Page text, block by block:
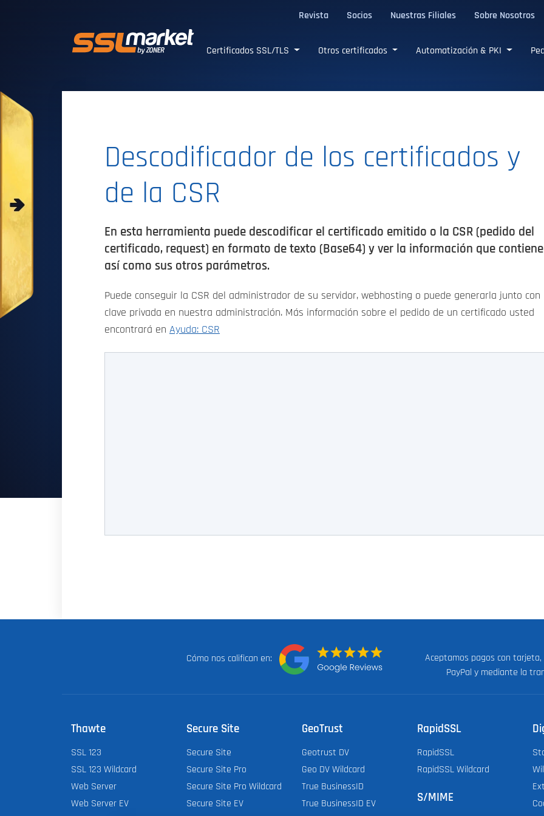
Revista Socios Nuestras Filiales Sobre Nosotros
Certificados SSL/TLS confiables
Certificados SSL/TLS Otros certificados Automatización & PKI
Descodificador de los certificados y
de la CSR
En esta herramienta puede descodificar el certificado emitido o la CSR (pedido del
certificado, request) en formato de texto (Base64) y ver la información que
así como sus otros parámetros.
Puede conseguir la CSR del administrador de su servidor, webhosting o puede generarla junto con
clave privada en nuestra administración. Más información sobre el pedido de un certificado usted
encontrará en Ayuda: CSR
Cómo nos califican en:
Aceptamos pagos con
PayPal y mediante la
Thawte
SSL 123
SSL 123 Wildcard
Web Server
Web Server EV
Secure Site
Secure Site
Secure Site Pro
Secure Site Pro Wildcard
Secure Site EV
GeoTrust
Geotrust DV
Geo DV Wildcard
True BusinessID
True BusinessID EV
RapidSSL
RapidSSL
RapidSSL Wildcard
S/MIME